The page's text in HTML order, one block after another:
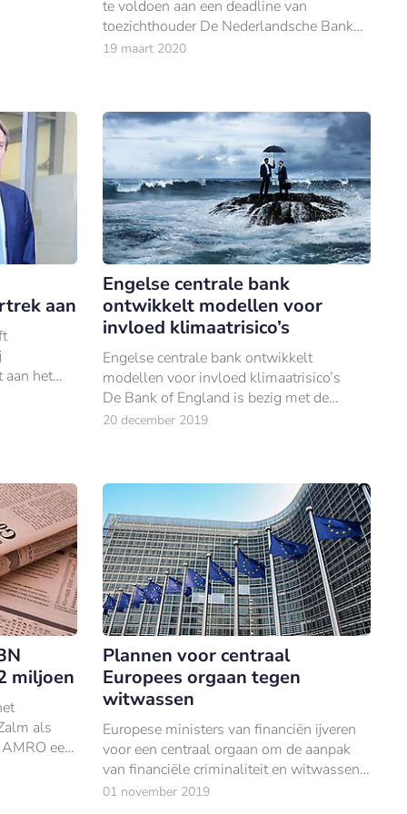
te voldoen aan een deadline van
toezichthouder De Nederlandsche Bank
(DNB) omtrent het op orde krijgen van 40.
19 maart 2020
aan
aan het
acht dat
Engelse centrale bank
ontwikkelt modellen voor
invloed klimaatrisico’s
Engelse centrale bank ontwikkelt
modellen voor invloed klimaatrisico’s
De Bank of England is bezig met de
ontwikkeling van verschillende scenario’s
20 december 2019
miljoen
als
een
Plannen voor centraal
Europees orgaan tegen
witwassen
Europese ministers van financiën ijveren
voor een centraal orgaan om de aanpak
van financiële criminaliteit en witwassen
in het bijzonder te verbeteren.
01 november 2019